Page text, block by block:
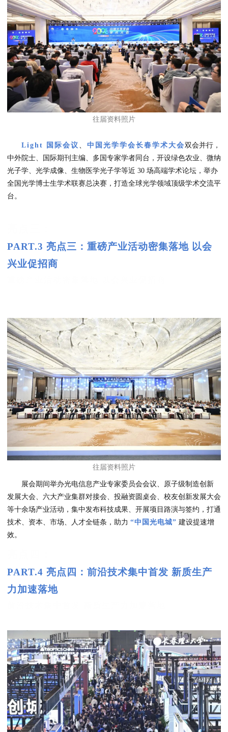
往届资料照片
Light 国际会议 、中国光学学会长春学术大会双会并行，
中外院士、国际期刊主编、多国专家学者同台，开设绿色农业、微纳
光子学、光学成像、生物医学光子学等近 30 场高端学术论坛，举办
全国光学博士生学术联赛总决赛，打造全球光学领域顶级学术交流平
台。
PART.3 亮点三：重磅产业活动密集落地 以会
兴业促招商
往届资料照片
展会期间举办光电信息产业专家委员会会议、原子级制造创新
发展大会、六大产业集群对接会、投融资圆桌会、校友创新发展大会
等十余场产业活动，集中发布科技成果、开展项目路演与签约，打通
技术、资本、市场、人才全链条，助力 “中国光电城” 建设提速增
效。
PART.4 亮点四：前沿技术集中首发 新质生产
力加速落地